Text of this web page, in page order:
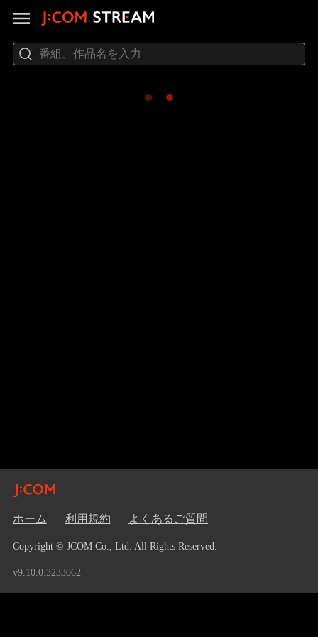
ホーム 利用規約 よくあるご質問
Copyright © JCOM Co., Ltd. All Rights Reserved.
v9.10.0.3233062